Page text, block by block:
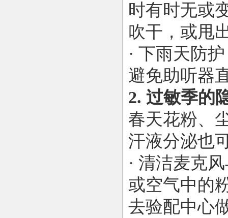
时有时无或
吹干，或甩
· 下雨天防
避免助听器
2. 过敏季的
春天花粉、
汗液分泌也
· 清洁麦克
或空气中的
去验配中心